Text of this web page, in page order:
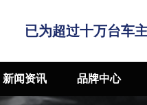
已为超过十万台车
新闻资讯 品牌中心